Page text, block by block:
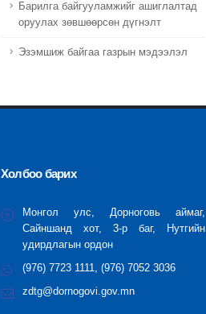
Барилга байгууламжийг ашиглалтад
оруулах зөвшөөрсөн дүгнэлт
Эзэмшиж байгаа газрын мэдээлэл
Холбоо барих
Монгол улс, Дорноговь аймаг,
Сайншанд хот, 3-р баг, Нутгийн
удирдлагын ордон
(976) 7723 1111, (976) 7052 3036
zdtg@dornogovi.gov.mn